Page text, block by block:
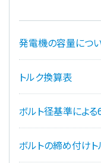
発電機の容量につ
トルク換算表
ボルト径基準によ
ボルトの締め付け